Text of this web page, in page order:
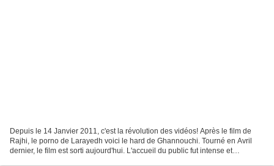
Depuis le 14 Janvier 2011, c'est la révolution des vidéos! Après le film de
Rajhi, le porno de Larayedh voici le hard de Ghannouchi. Tourné en Avril
dernier, le film est sorti aujourd'hui. L'accueil du public fut intense et